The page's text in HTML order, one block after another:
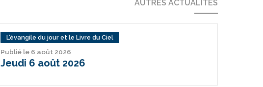
AUTRES ACTUALITÉS
L’évangile du jour et le Livre du Ciel
Publié le 6 août 2026
Jeudi 6 août 2026